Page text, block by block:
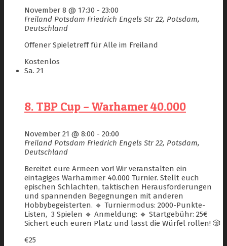
November 8 @ 17:30 - 23:00
Freiland Potsdam Friedrich Engels Str 22, Potsdam,
Deutschland
Offener Spieletreff für Alle im Freiland
Kostenlos
Sa. 21
8. TBP Cup – Warhamer 40.000
November 21 @ 8:00 - 20:00
Freiland Potsdam Friedrich Engels Str 22, Potsdam,
Deutschland
Bereitet eure Armeen vor! Wir veranstalten ein
eintägiges Warhammer 40.000 Turnier. Stellt euch
epischen Schlachten, taktischen Herausforderungen
und spannenden Begegnungen mit anderen
Hobbybegeisterten. 🔹 Turniermodus: 2000-Punkte-
Listen, 3 Spielen 🔹 Anmeldung: 🔹 Startgebühr: 25€
Sichert euch euren Platz und lasst die Würfel rollen! 🎲
€25